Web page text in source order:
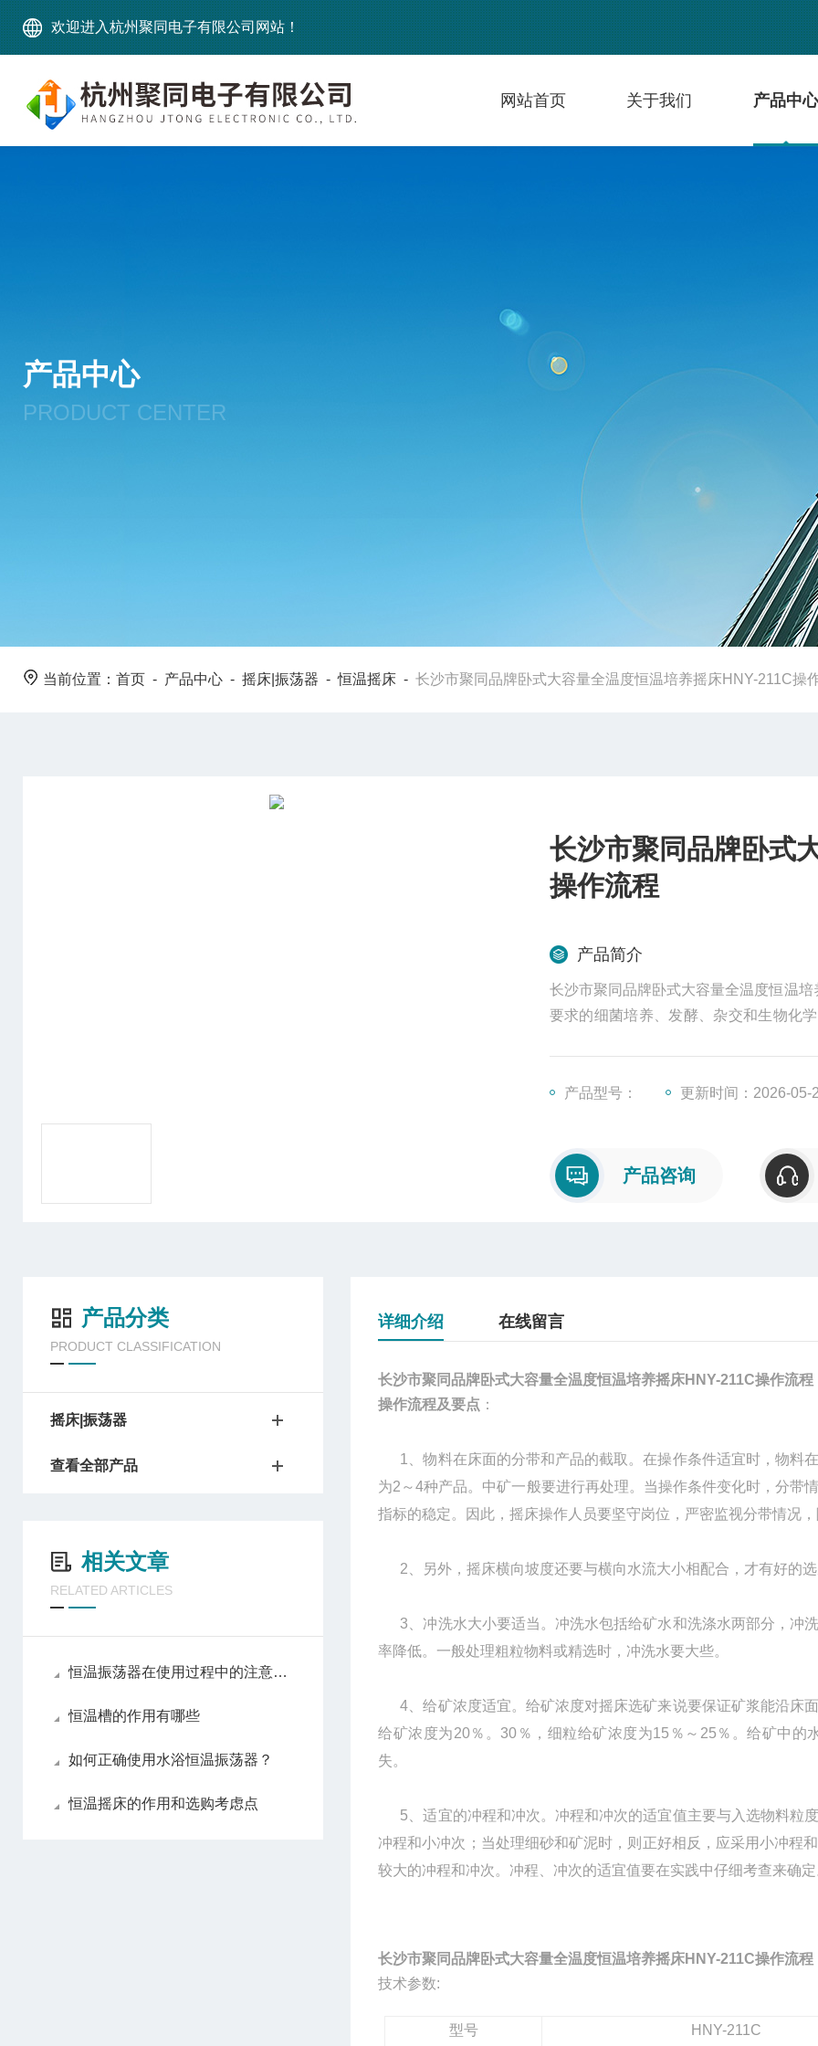
欢迎进入杭州聚同电子有限公司网站！
网站首页 关于我们 产品中心
产品中心
PRODUCT CENTER
当前位置： 首页 - 产品中心 - 摇床|振荡器 -恒温摇床 - 长沙市聚同品牌卧式大容量全温度恒温培养摇床HNY-211C操
长沙市聚同品牌卧式
操作流程
产品简介
长沙市聚同品牌卧式大容量全温度恒温
要求的细菌培养、发酵、杂交和生物化
产品型号： 更新时间：2026-05-
产品咨询
产品分类
PRODUCT CLASSIFICATION
摇床|振荡器
查看全部产品
相关文章
RELATED ARTICLES
恒温振荡器在使用过程中的注意事项
恒温槽的作用有哪些
如何正确使用水浴恒温振荡器？
恒温摇床的作用和选购考虑点
详细介绍 在线留言
长沙市聚同品牌卧式大容量全温度恒温培养摇床HNY-211C操作流程
操作流程及要点 ：
1、物料在床面的分带和产品的截取。在操作条件适宜时，物料
为2～4种产品。中矿一般要进行再处理。当操作条件变化时，分带
指标的稳定。因此，摇床操作人员要坚守岗位，严密监视分带情况
2、另外，摇床横向坡度还要与横向水流大小相配合，才有好的
3、冲洗水大小要适当。冲洗水包括给矿水和洗涤水两部分，冲
率降低。一般处理粗粒物料或精选时，冲洗水要大些。
4、给矿浓度适宜。给矿浓度对摇床选矿来说要保证矿浆能沿床
给矿浓度为20％。30％，细粒给矿浓度为15％～25％。给矿中
失。
5、适宜的冲程和冲次。冲程和冲次的适宜值主要与入选物料粒
冲程和小冲次；当处理细砂和矿泥时，则正好相反，应采用小冲程
较大的冲程和冲次。冲程、冲次的适宜值要在实践中仔细考查来确
长沙市聚同品牌卧式大容量全温度恒温培养摇床HNY-211C操作流程
技术参数:
型号 HNY-211C